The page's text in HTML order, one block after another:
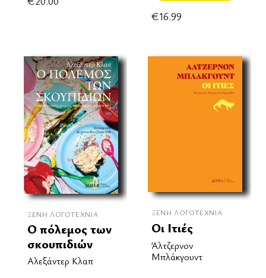
€16.99
ΞΈΝΗ ΛΟΓΟΤΕΧΝΊΑ
Ο πόλεμος των
σκουπιδιών
Αλεξάντερ Κλαπ
ΞΈΝΗ ΛΟΓΟΤΕΧΝΊΑ
Οι Ιτιές
Άλτζερνον
Μπλάκγουντ